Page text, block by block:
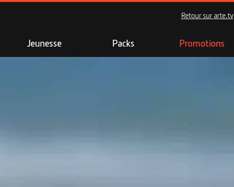
Retour sur arte.tv
Jeunesse Packs Promotions